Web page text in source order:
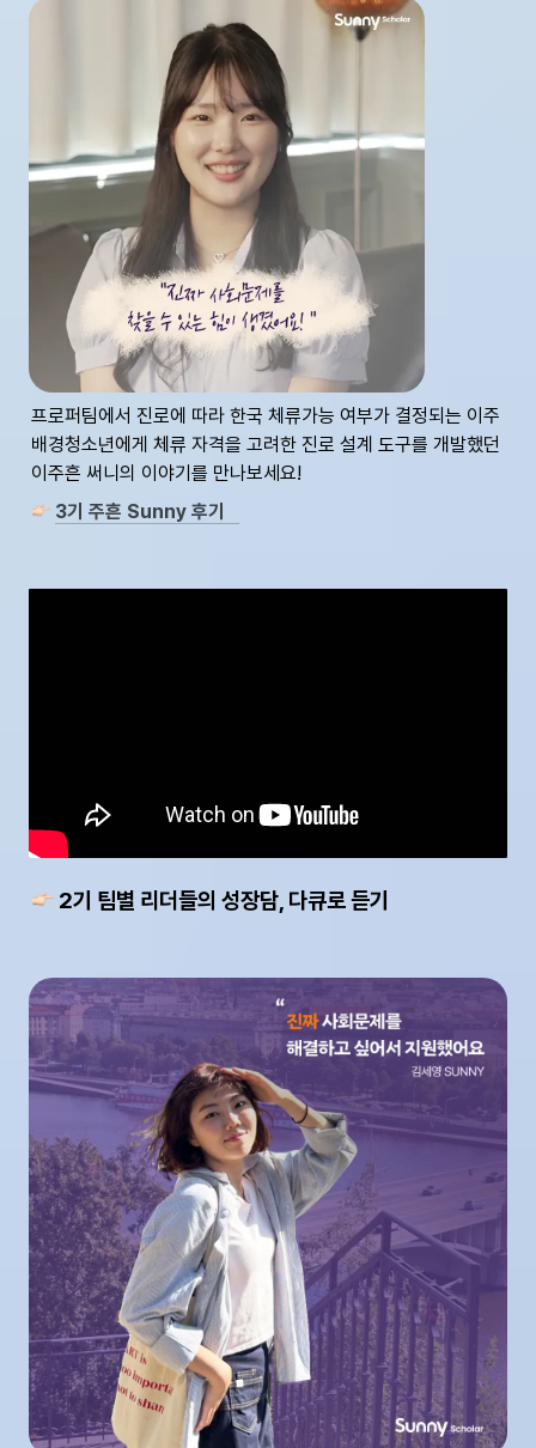
프로퍼팀에서 진로에 따라 한국 체류가능 여부가 결정되는 이주
배경청소년에게 체류 자격을 고려한 진로 설계 도구를 개발했던
이주흔 써니의 이야기를 만나보세요!
3기 주흔 Sunny 후기
2기 팀별 리더들의 성장담, 다큐로 듣기